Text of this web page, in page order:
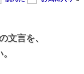
文言を、